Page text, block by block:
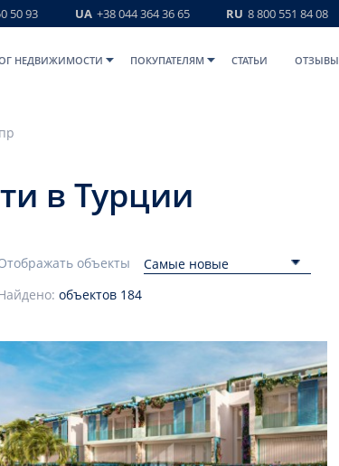
50 93 UA +38 044 364 36 65 RU 8 800 551 84 08
НЕДВИЖИМОСТИ ПОКУПАТЕЛЯМ СТАТЬИ ОТЗЫВЫ
в Турции
объекты Самые новые
объектов 184